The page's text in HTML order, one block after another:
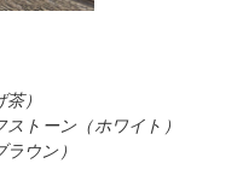
）
トーン（ホワイト）
ウン）